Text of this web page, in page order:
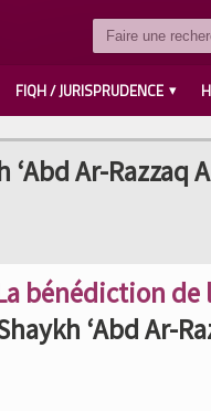
FIQH / JURISPRUDENCE
Ar-Razzaq
bénédiction
‘Abd Ar-